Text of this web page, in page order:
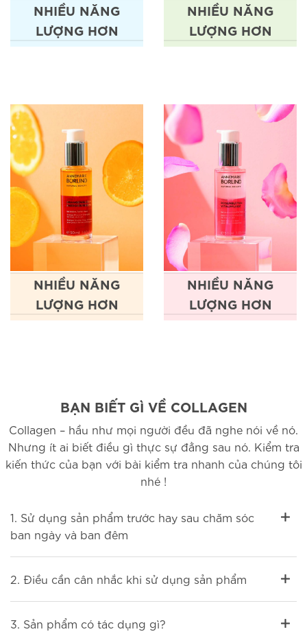
NHIỀU NĂNG
LƯỢNG HƠN
NHIỀU NĂNG
LƯỢNG HƠN
NHIỀU NĂNG
LƯỢNG HƠN
NHIỀU NĂNG
LƯỢNG HƠN
BẠN BIẾT GÌ VỀ COLLAGEN
Collagen – hầu như mọi người đều đã nghe nói về nó.
Nhưng ít ai biết điều gì thực sự đằng sau nó. Kiểm tra
kiến ​​​​thức của bạn với bài kiểm tra nhanh của chúng tôi
nhé !
1. Sử dụng sản phẩm trước hay sau chăm sóc
ban ngày và ban đêm
2. Điều cần cân nhắc khi sử dụng sản phẩm
3. Sản phẩm có tác dụng gì?